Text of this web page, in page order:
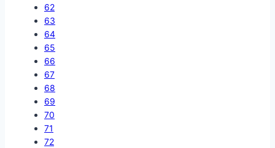
62
63
64
65
66
67
68
69
70
71
72